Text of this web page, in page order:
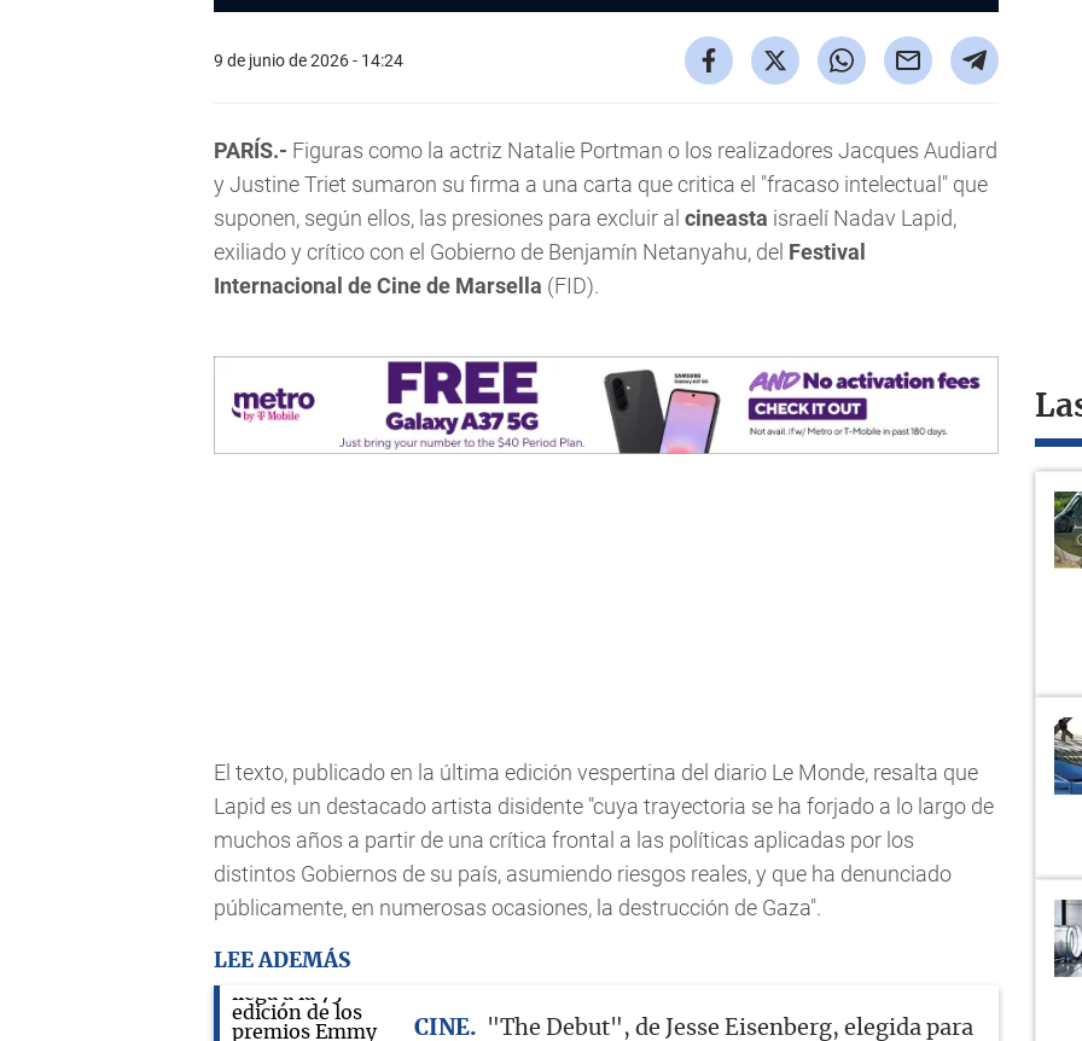
9 de junio de 2026 - 14:24
PARÍS.- Figuras como la actriz Natalie Portman o los realizadores Jacques Audiard
y Justine Triet sumaron su firma a una carta que critica el "fracaso intelectual" que
suponen, según ellos, las presiones para excluir al cineasta israelí Nadav Lapid,
exiliado y crítico con el Gobierno de Benjamín Netanyahu, del Festival
Internacional de Cine de Marsella (FID).
El texto, publicado en la última edición vespertina del diario Le Monde, resalta que
Lapid es un destacado artista disidente "cuya trayectoria se ha forjado a lo largo de
muchos años a partir de una crítica frontal a las políticas aplicadas por los
distintos Gobiernos de su país, asumiendo riesgos reales, y que ha denunciado
públicamente, en numerosas ocasiones, la destrucción de Gaza".
LEE ADEMÁS
CINE
"The Debut", de Jesse Eisenberg, elegida para